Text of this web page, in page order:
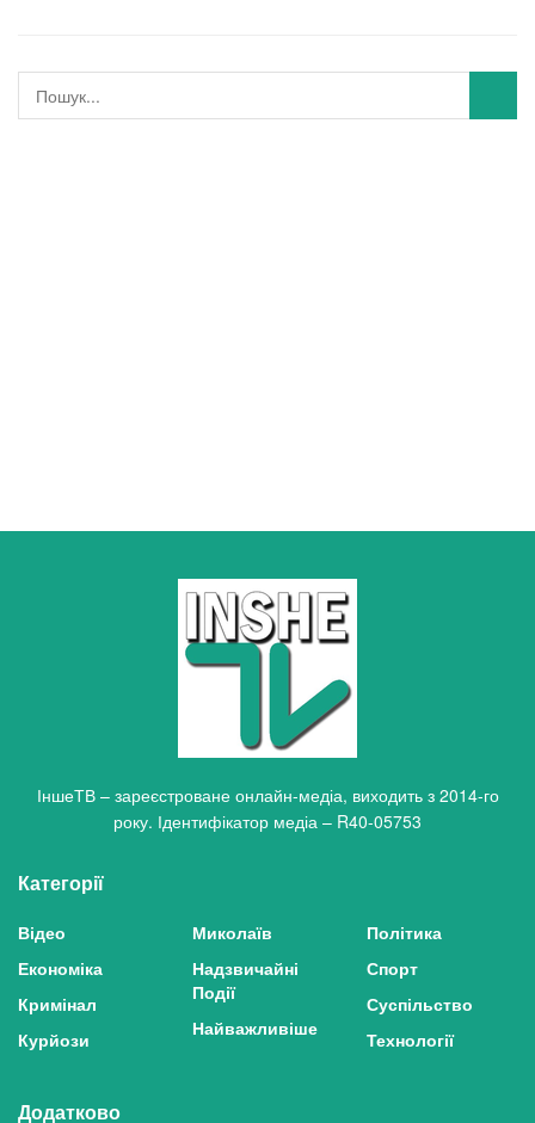
ІншеТВ – зареєстроване онлайн-медіа, виходить з 2014-го
року. Ідентифікатор медіа – R40-05753
Категорії
Відео
Економіка
Кримінал
Курйози
Миколаїв
Надзвичайні
Події
Найважливіше
Політика
Спорт
Суспільство
Технології
Додатково